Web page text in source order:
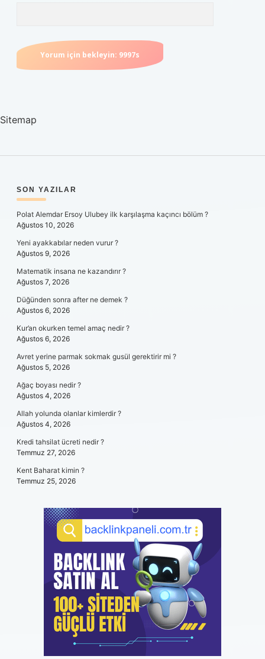
Sitemap
SIDEBAR
SON YAZILAR
Polat Alemdar Ersoy Ulubey ilk karşılaşma kaçıncı bölüm ?
Ağustos 10, 2026
Yeni ayakkabılar neden vurur ?
Ağustos 9, 2026
Matematik insana ne kazandırır ?
Ağustos 7, 2026
Düğünden sonra after ne demek ?
Ağustos 6, 2026
Kur’an okurken temel amaç nedir ?
Ağustos 6, 2026
Avret yerine parmak sokmak gusül gerektirir mi ?
Ağustos 5, 2026
Ağaç boyası nedir ?
Ağustos 4, 2026
Allah yolunda olanlar kimlerdir ?
Ağustos 4, 2026
Kredi tahsilat ücreti nedir ?
Temmuz 27, 2026
Kent Baharat kimin ?
Temmuz 25, 2026